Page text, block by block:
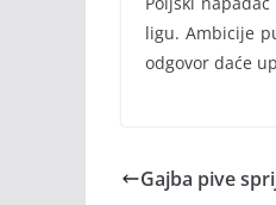
ligu. Ambicije
odgovor daće
Gajba pive